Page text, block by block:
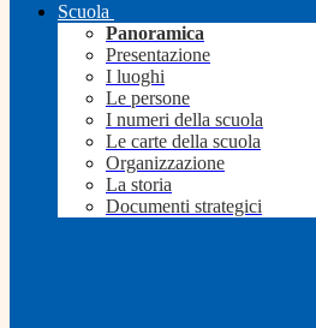
Scuola
Panoramica
Presentazione
I luoghi
Le persone
I numeri della scuola
Le carte della scuola
Organizzazione
La storia
Documenti strategici